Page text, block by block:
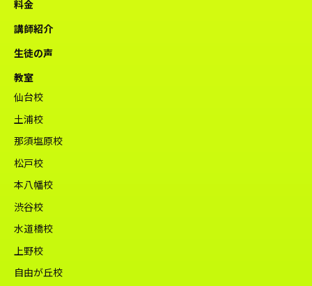
料金
講師紹介
生徒の声
教室
仙台校
土浦校
那須塩原校
松戸校
本八幡校
渋谷校
水道橋校
上野校
自由が丘校